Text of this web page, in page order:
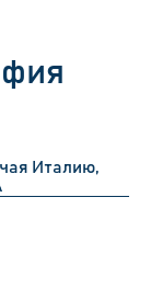
Италию,